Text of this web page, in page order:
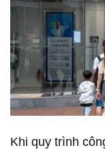
Khi quy trình